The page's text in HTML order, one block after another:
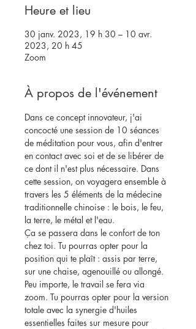
Heure et lieu
30 janv. 2023, 19 h 30 – 10 avr.
2023, 20 h 45
Zoom
À propos de l'événement
Dans ce concept innovateur, j'ai
concocté une session de 10 séances
de méditation pour vous, afin d'entrer
en contact avec soi et de se libérer de
ce dont il n'est plus nécessaire. Dans
cette session, on voyagera ensemble à
travers les 5 éléments de la médecine
traditionnelle chinoise : le bois, le feu,
la terre, le métal et l'eau.
Ça se passera dans le confort de ton
chez toi. Tu pourras opter pour la
position qui te plaît : assis par terre,
sur une chaise, agenouillé ou allongé.
Peu importe, le travail se fera via
zoom. Tu pourras opter pour la version
totale avec la synergie d'huiles
essentielles faites sur mesure pour